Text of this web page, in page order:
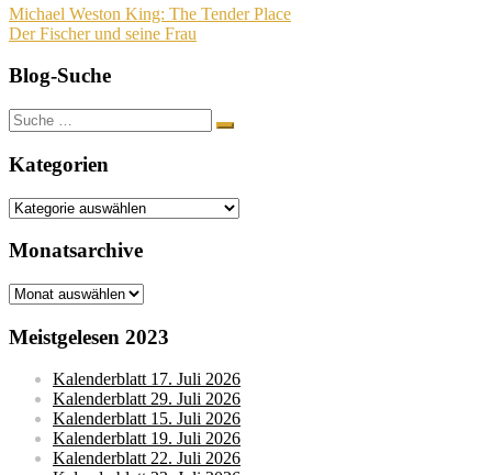
Beitragsnavigation
Michael Weston King: The Tender Place
Der Fischer und seine Frau
Blog-Suche
Suche
nach:
Kategorien
Kategorien
Monatsarchive
Monatsarchive
Meistgelesen 2023
Kalenderblatt 17. Juli 2026
Kalenderblatt 29. Juli 2026
Kalenderblatt 15. Juli 2026
Kalenderblatt 19. Juli 2026
Kalenderblatt 22. Juli 2026